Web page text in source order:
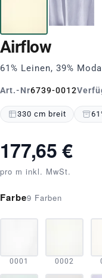
Airflow
61% Leinen, 39%
Art.-Nr6739-0012
330 cm breit
177,65 €
pro m inkl. MwSt.
Farbe9 Farben
0001 0002